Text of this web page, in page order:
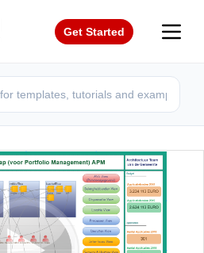
Get Started